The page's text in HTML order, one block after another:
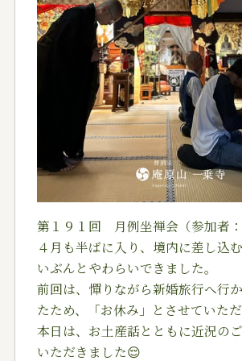
第１９１回 月例坐禅会（参加者：
４月も半ばに入り、境内に差し込
いぶんとやわらいできました。
前回は、憚りながら新婚旅行へ行
たため、「お休み」とさせていただ
本日は、お土産話とともに近況の
いただきました😌